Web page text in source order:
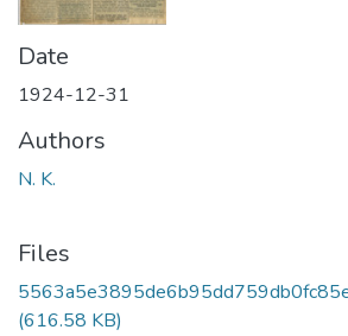
Date
1924-12-31
Authors
N. K.
Files
(616.58 KB)